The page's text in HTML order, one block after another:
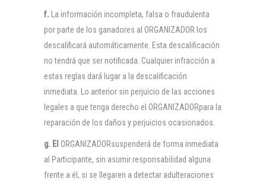
f.
La información incompleta, falsa o fraudulenta
por parte de los ganadores al ORGANIZADOR los
descalificará automáticamente. Esta descalificación
no tendrá que ser notificada. Cualquier infracción a
estas reglas dará lugar a la descalificación
inmediata. Lo anterior sin perjuicio de las acciones
legales a que tenga derecho el ORGANIZADORpara la
reparación de los daños y perjuicios ocasionados.
g. El ORGANIZADORsuspenderá de forma inmediata
al Participante, sin asumir responsabilidad alguna
frente a él, si se llegaren a detectar adulteraciones